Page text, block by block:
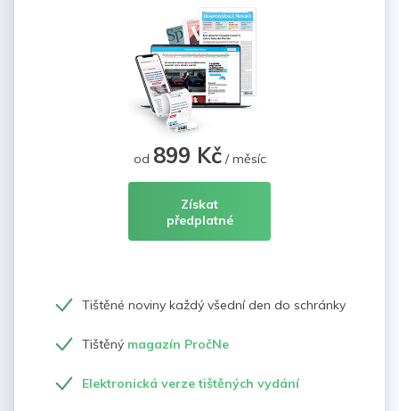
od 899 Kč/ měsíc
Získat
předplatné
Tištěné noviny každý všední den do schránky
Tištěný magazín PročNe
Elektronická verze tištěných vydání